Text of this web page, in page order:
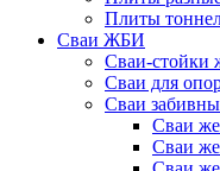
Плиты
Сваи ЖБИ
Сваи-стойки
Сваи для
Сваи
Сваи
Сваи